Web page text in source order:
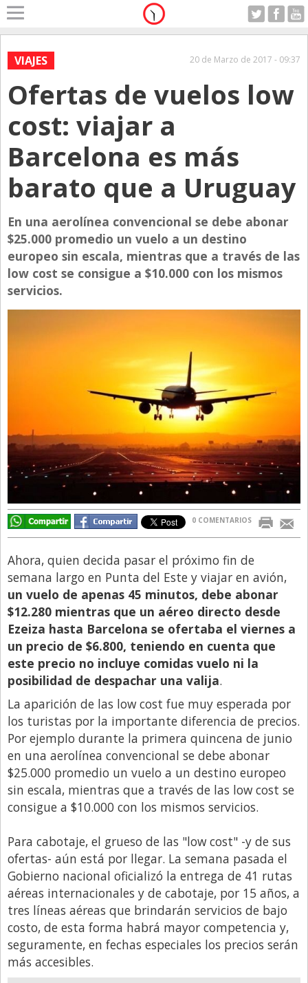
Home
A Motor
Alerta
Anticipo
Campo
Carrera & Emprendedores
Club House
Con Estilo
De Bolsillo
Diarios de Argentina
El Precio Que Yo Ví
Entrevista
Entrevista Exclusiva
Finanzas
Gastronomia
Internacionales
La Opinión del Director
Legales
Libro de Quejas
Medios
Millonarios
Minuto Lanzamiento
Negocios
Opinion
País
Política
Real Estate y Propiedades
Responsabilidad Social
Salidas
Santa Fe
Show Business
Sociedad
VIAJES 20 de Marzo de 2017 - 09:37
Ofertas de vuelos low
cost: viajar a
Barcelona es más
barato que a Uruguay
En una aerolínea convencional se debe abonar
$25.000 promedio un vuelo a un destino
europeo sin escala, mientras que a través de las
low cost se consigue a $10.000 con los mismos
servicios.
0 COMENTARIOS
Ahora, quien decida pasar el próximo fin de
semana largo en Punta del Este y viajar en avión,
un vuelo de apenas 45 minutos, debe abonar
$12.280 mientras que un aéreo directo desde
Ezeiza hasta Barcelona se ofertaba el viernes a
un precio de $6.800, teniendo en cuenta que
este precio no incluye comidas vuelo ni la
posibilidad de despachar una valija.
La aparición de las low cost fue muy esperada por
los turistas por la importante diferencia de precios.
Por ejemplo durante la primera quincena de junio
en una aerolínea convencional se debe abonar
$25.000 promedio un vuelo a un destino europeo
sin escala, mientras que a través de las low cost se
consigue a $10.000 con los mismos servicios.
Para cabotaje, el grueso de las "low cost" -y de sus
ofertas- aún está por llegar. La semana pasada el
Gobierno nacional oficializó la entrega de 41 rutas
aéreas internacionales y de cabotaje, por 15 años, a
tres líneas aéreas que brindarán servicios de bajo
costo, de esta forma habrá mayor competencia y,
seguramente, en fechas especiales los precios serán
más accesibles.